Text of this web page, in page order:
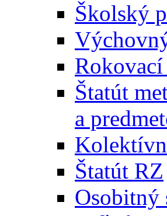
Školský
Štatút
a
Štatút RZ
Osobitný